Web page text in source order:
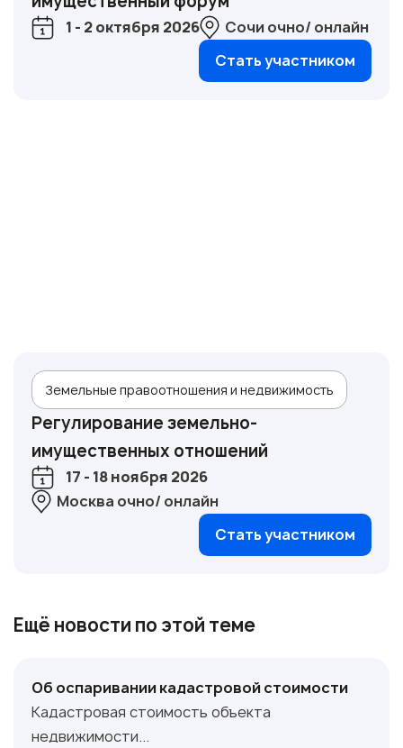
1 - 2 октября 2026
Сочи очно/ онлайн
Стать участником
Земельные правоотношения и недвижимость
Регулирование земельно-
имущественных отношений
17 - 18 ноября 2026
Москва очно/ онлайн
Стать участником
Ещё новости по этой теме
Об оспаривании кадастровой стоимости
Кадастровая стоимость объекта
недвижимости...